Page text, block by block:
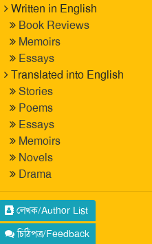
Written in English
Book Reviews
Memoirs
Essays
Translated into English
Stories
Poems
Essays
Memoirs
Novels
Drama
লেখক/Author List
চিঠিপত্র/Feedback